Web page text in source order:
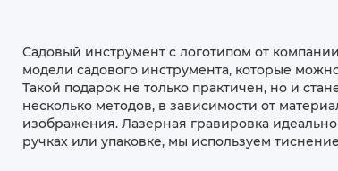
Садовый инструмент с логотипом от
модели садового инструмента, которые
Такой подарок не только практичен, но и
несколько методов, в зависимости от
изображения. Лазерная гравировка
ручках или упаковке, мы используем